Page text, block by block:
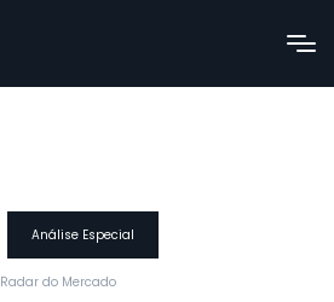
Análise Especial
Radar do Mercado